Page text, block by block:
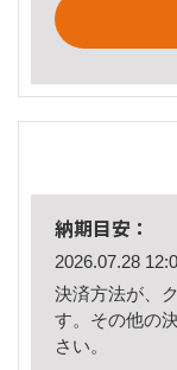
納期目安：
2026.07.28
決済方法が、
す。その他の
さい。